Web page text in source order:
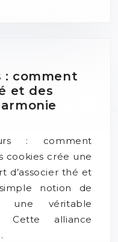
: comment
et des
: comment
cookies crée une
d’associer thé et
notion de
une véritable
Cette alliance